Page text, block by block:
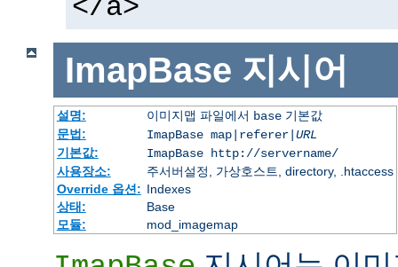
</a>
ImapBase 지시어
설명: 이미지맵 파일에서 base기본값
문법:
ImapBase map|referer| URL
기본값:
ImapBase http://servername/
사용장소:
주서버설정, 가상호스트, directory, .htaccess
Override 옵션: Indexes
상태:
Base
모듈:
mod_imagemap